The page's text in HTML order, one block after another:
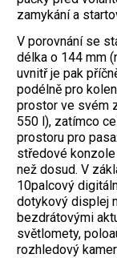
zamykání a
V porovnání se
délka o 144 mm
uvnitř je pak
podélně pro
prostor ve svém
550 l), zatímco
prostoru pro
středové
než dosud. V
10palcový
dotykový displej
bezdrátovými
světlomety,
rozhledový